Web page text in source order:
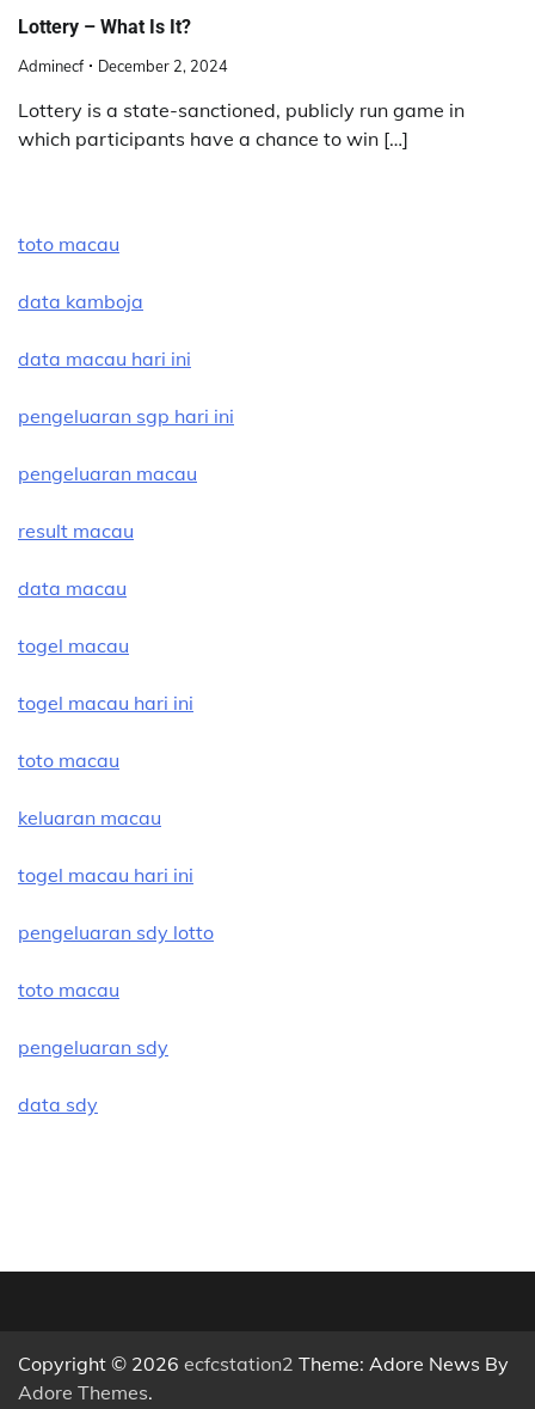
Lottery – What Is It?
Adminecf December 2, 2024
Lottery is a state-sanctioned, publicly run game in
which participants have a chance to win […]
toto macau
data kamboja
data macau hari ini
pengeluaran sgp hari ini
pengeluaran macau
result macau
data macau
togel macau
togel macau hari ini
toto macau
keluaran macau
togel macau hari ini
pengeluaran sdy lotto
toto macau
pengeluaran sdy
data sdy
Copyright © 2026 ecfcstation2 Theme: Adore News By
Adore Themes.